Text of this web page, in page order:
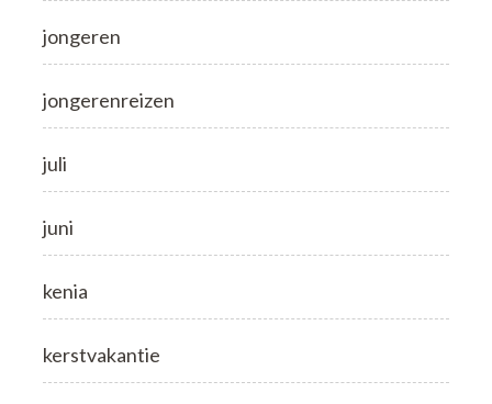
jongeren
jongerenreizen
juli
juni
kenia
kerstvakantie